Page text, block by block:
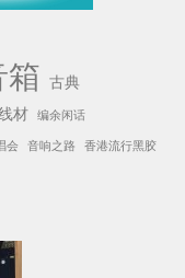
箱 古典
材 编余闲话
会 音响之路 香港流行黑胶